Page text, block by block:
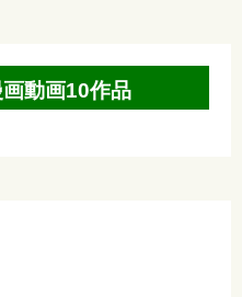
動画10作品